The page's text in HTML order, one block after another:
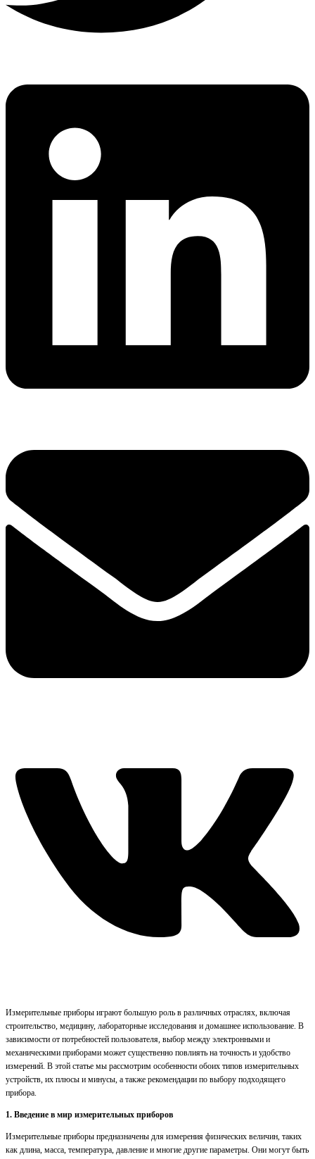
Измерительные приборы играют большую роль в различных отраслях, включая
строительство, медицину, лабораторные исследования и домашнее использование. В
зависимости от потребностей пользователя, выбор между электронными и
механическими приборами может существенно повлиять на точность и удобство
измерений. В этой статье мы рассмотрим особенности обоих типов измерительных
устройств, их плюсы и минусы, а также рекомендации по выбору подходящего
прибора.
1. Введение в мир измерительных приборов
Измерительные приборы предназначены для измерения физических величин, таких
как длина, масса, температура, давление и многие другие параметры. Они могут быть